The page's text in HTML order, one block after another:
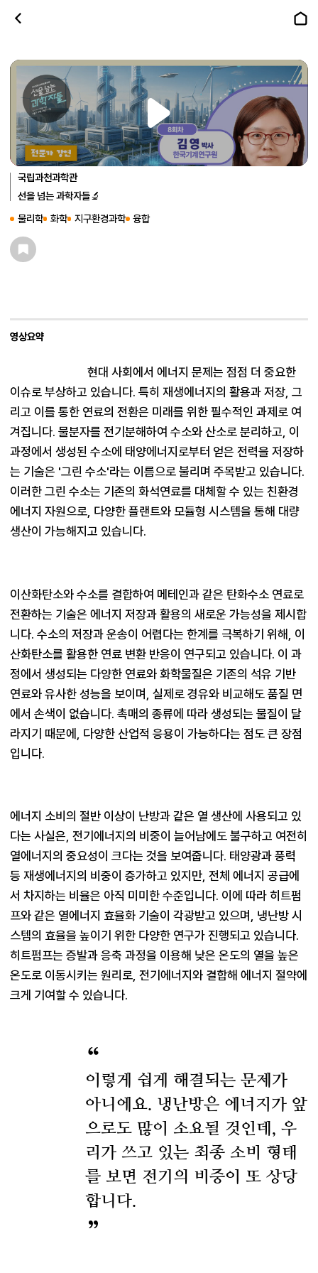
세상🌏을 움직이는 분자의 마법🎇
│선을 넘는 과학자들
국립과천과학관
선을 넘는 과학자들🔬
물리학
화학 지구환경과학 융합
영상요약
현대 사회에서 에너지 문제는 점점 더 중요한
이슈로 부상하고 있습니다. 특히 재생에너지의 활용과 저장, 그
리고 이를 통한 연료의 전환은 미래를 위한 필수적인 과제로 여
겨집니다. 물분자를 전기분해하여 수소와 산소로 분리하고, 이
과정에서 생성된 수소에 태양에너지로부터 얻은 전력을 저장하
는 기술은 '그린 수소'라는 이름으로 불리며 주목받고 있습니다.
이러한 그린 수소는 기존의 화석연료를 대체할 수 있는 친환경
에너지 자원으로, 다양한 플랜트와 모듈형 시스템을 통해 대량
이산화탄소와 수소를 결합하여 메테인과 같은 탄화수소 연료로
전환하는 기술은 에너지 저장과 활용의 새로운 가능성을 제시합
니다. 수소의 저장과 운송이 어렵다는 한계를 극복하기 위해, 이
산화탄소를 활용한 연료 변환 반응이 연구되고 있습니다. 이 과
정에서 생성되는 다양한 연료와 화학물질은 기존의 석유 기반
연료와 유사한 성능을 보이며, 실제로 경유와 비교해도 품질 면
에서 손색이 없습니다. 촉매의 종류에 따라 생성되는 물질이 달
라지기 때문에, 다양한 산업적 응용이 가능하다는 점도 큰 장점
에너지 소비의 절반 이상이 난방과 같은 열 생산에 사용되고 있
다는 사실은, 전기에너지의 비중이 늘어남에도 불구하고 여전히
열에너지의 중요성이 크다는 것을 보여줍니다. 태양광과 풍력
등 재생에너지의 비중이 증가하고 있지만, 전체 에너지 공급에
서 차지하는 비율은 아직 미미한 수준입니다. 이에 따라 히트펌
프와 같은 열에너지 효율화 기술이 각광받고 있으며, 냉난방 시
스템의 효율을 높이기 위한 다양한 연구가 진행되고 있습니다.
히트펌프는 증발과 응축 과정을 이용해 낮은 온도의 열을 높은
온도로 이동시키는 원리로, 전기에너지와 결합해 에너지 절약에
이렇게 쉽게 해결되는 문제가
아니에요. 냉난방은 에너지가 앞
으로도 많이 소요될 것인데, 우
리가 쓰고 있는 최종 소비 형태
를 보면 전기의 비중이 또 상당
합니다.